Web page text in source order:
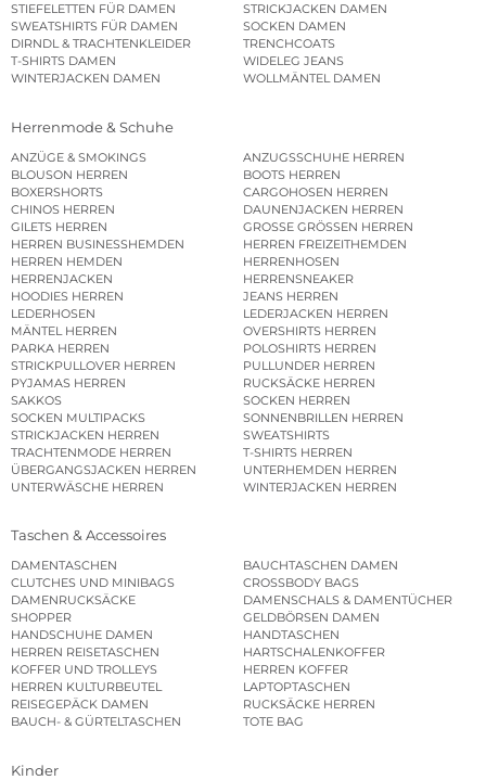
STIEFELETTEN FÜR DAMEN
STRICKJACKEN DAMEN
SWEATSHIRTS FÜR DAMEN
SOCKEN DAMEN
DIRNDL & TRACHTENKLEIDER
TRENCHCOATS
T-SHIRTS DAMEN
WIDELEG JEANS
WINTERJACKEN DAMEN
WOLLMÄNTEL DAMEN
Herrenmode & Schuhe
ANZÜGE & SMOKINGS
ANZUGSSCHUHE HERREN
BLOUSON HERREN
BOOTS HERREN
BOXERSHORTS
CARGOHOSEN HERREN
CHINOS HERREN
DAUNENJACKEN HERREN
GILETS HERREN
GROSSE GRÖSSEN HERREN
HERREN BUSINESSHEMDEN
HERREN FREIZEITHEMDEN
HERREN HEMDEN
HERRENHOSEN
HERRENJACKEN
HERRENSNEAKER
HOODIES HERREN
JEANS HERREN
LEDERHOSEN
LEDERJACKEN HERREN
MÄNTEL HERREN
OVERSHIRTS HERREN
PARKA HERREN
POLOSHIRTS HERREN
STRICKPULLOVER HERREN
PULLUNDER HERREN
PYJAMAS HERREN
RUCKSÄCKE HERREN
SAKKOS
SOCKEN HERREN
SOCKEN MULTIPACKS
SONNENBRILLEN HERREN
STRICKJACKEN HERREN
SWEATSHIRTS
TRACHTENMODE HERREN
T-SHIRTS HERREN
ÜBERGANGSJACKEN HERREN
UNTERHEMDEN HERREN
UNTERWÄSCHE HERREN
WINTERJACKEN HERREN
Taschen & Accessoires
DAMENTASCHEN
BAUCHTASCHEN DAMEN
CLUTCHES UND MINIBAGS
CROSSBODY BAGS
DAMENRUCKSÄCKE
DAMENSCHALS & DAMENTÜCHER
SHOPPER
GELDBÖRSEN DAMEN
HANDSCHUHE DAMEN
HANDTASCHEN
HERREN REISETASCHEN
HARTSCHALENKOFFER
KOFFER UND TROLLEYS
HERREN KOFFER
HERREN KULTURBEUTEL
LAPTOPTASCHEN
REISEGEPÄCK DAMEN
RUCKSÄCKE HERREN
BAUCH- & GÜRTELTASCHEN
TOTE BAG
Kinder